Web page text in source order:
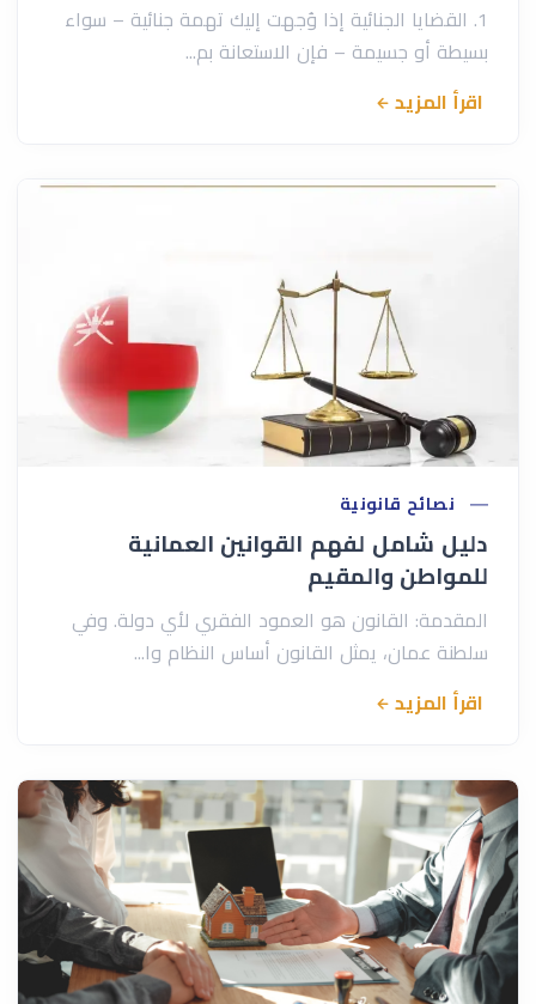
1. القضايا الجنائية إذا وُجهت إليك تهمة جنائية – سواء
بسيطة أو جسيمة – فإن الاستعانة بم...
اقرأ المزيد
نصائح قانونية
دليل شامل لفهم القوانين العمانية
للمواطن والمقيم
المقدمة: القانون هو العمود الفقري لأي دولة. وفي
سلطنة عمان، يمثل القانون أساس النظام وا...
اقرأ المزيد